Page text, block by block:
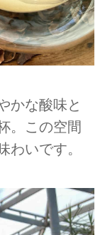
かな酸味と
。この空間
わいです。